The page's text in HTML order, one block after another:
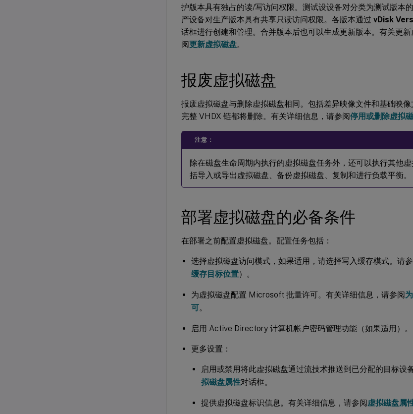
护版本具有独占的读/写访问权限。测试设设备对分类为测试版本
产设备对生产版本具有共享只读访问权限。各版本通过 vDisk
话框进行创建和管理。合并版本后也可以生成更新版本。有关更
阅更新虚拟磁盘。
报废虚拟磁盘
报废虚拟磁盘与删除虚拟磁盘相同。包括差异映像文件和基础映
完整 VHDX 链都将删除。有关详细信息，请参阅停用或删除虚拟
注意：
除在磁盘生命周期内执行的虚拟磁盘任务外，还可以执行其他
括导入或导出虚拟磁盘、备份虚拟磁盘、复制和进行负载平衡。
部署虚拟磁盘的必备条件
在部署之前配置虚拟磁盘。配置任务包括：
选择虚拟磁盘访问模式，如果适用，请选择写入缓存模式。请
缓存目标位置）。
为虚拟磁盘配置 Microsoft 批量许可。有关详细信息，请参阅
可。
启用 Active Directory 计算机帐户密码管理功能（如果适用）。
更多设置：
启用或禁用将此虚拟磁盘通过流技术推送到已分配的目标设
拟磁盘属性对话框。
提供虚拟磁盘标识信息。有关详细信息，请参阅虚拟磁盘属